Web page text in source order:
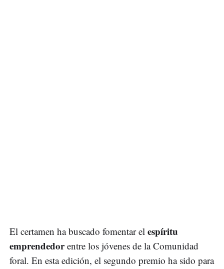
El certamen ha buscado fomentar el espíritu
emprendedorentre los jóvenes de la Comunidad
foral. En esta edición, el segundo premio ha sido para